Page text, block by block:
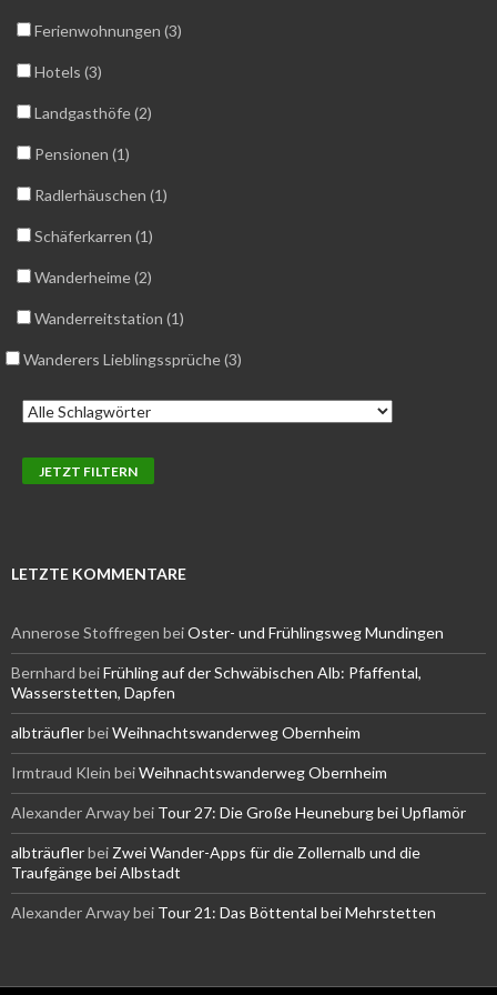
Ferienwohnungen (3)
Hotels (3)
Landgasthöfe (2)
Pensionen (1)
Radlerhäuschen (1)
Schäferkarren (1)
Wanderheime (2)
Wanderreitstation (1)
Wanderers Lieblingssprüche (3)
LETZTE KOMMENTARE
Annerose Stoffregen beiOster- und Frühlingsweg Mundingen
Bernhard beiFrühling auf der Schwäbischen Alb: Pfaffental,
Wasserstetten, Dapfen
albträuflerbeiWeihnachtswanderweg Obernheim
Irmtraud Klein beiWeihnachtswanderweg Obernheim
Alexander Arwaybei Tour 27: Die Große Heuneburg bei Upflamör
albträuflerbei Zwei Wander-Apps für die Zollernalb und die
Traufgänge bei Albstadt
Alexander Arwaybei Tour 21: Das Böttental bei Mehrstetten